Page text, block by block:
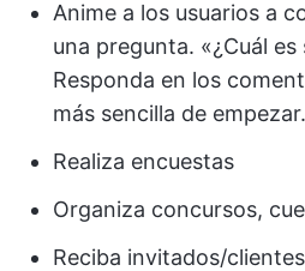
Anime a los usuarios a
una pregunta. «¿Cuál
Responda en los
más sencilla de empezar.
Realiza encuestas
Organiza concursos,
Reciba invitados/